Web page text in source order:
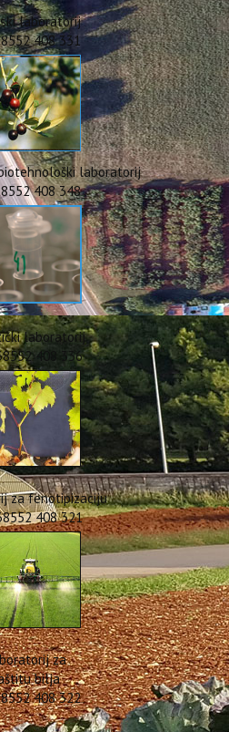
laboratorij
408 331
laboratorij
408 348
laboratorij
408 336
za fenotipizaciju
408 321
za
bilja
408 322